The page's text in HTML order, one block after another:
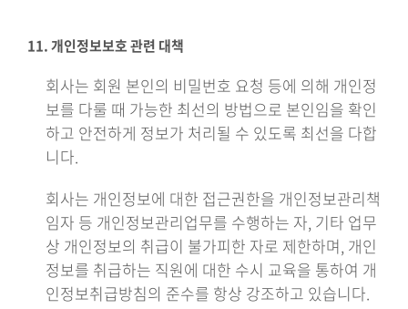
11. 개인정보보호 관련 대책
회사는 회원 본인의 비밀번호 요청 등에 의해 개인정
보를 다룰 때 가능한 최선의 방법으로 본인임을 확인
하고 안전하게 정보가 처리될 수 있도록 최선을 다합
니다.
회사는 개인정보에 대한 접근권한을 개인정보관리책
임자 등 개인정보관리업무를 수행하는 자, 기타 업무
상 개인정보의 취급이 불가피한 자로 제한하며, 개인
정보를 취급하는 직원에 대한 수시 교육을 통하여 개
인정보취급방침의 준수를 항상 강조하고 있습니다.